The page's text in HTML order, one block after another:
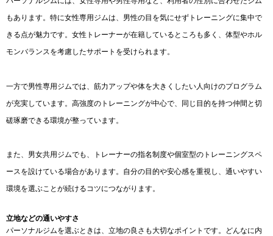
もあります。特に女性専用ジムは、男性の目を気にせずトレーニングに集中で
きる点が魅力です。女性トレーナーが在籍しているところも多く、体型やホル
モンバランスを考慮したサポートを受けられます。
一方で男性専用ジムでは、筋力アップや体を大きくしたい人向けのプログラム
が充実しています。高強度のトレーニングが中心で、同じ目的を持つ仲間と切
磋琢磨できる環境が整っています。
また、男女共用ジムでも、トレーナーの指名制度や個室型のトレーニングスペ
ースを設けている場合があります。自分の目的や安心感を重視し、通いやすい
環境を選ぶことが続けるコツにつながります。
立地などの通いやすさ
パーソナルジムを選ぶときは、立地の良さも大切なポイントです。どんなに内